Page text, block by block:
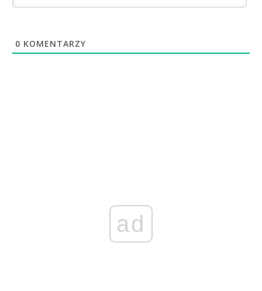
0 KOMENTARZY
ad